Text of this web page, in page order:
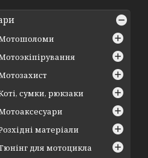
сумки, рюкзаки
матеріали
для мотоцикла